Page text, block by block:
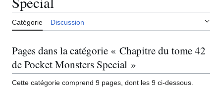
Catégorie Discussion
Pages dans la catégorie « Chapitre du tome 42
de Pocket Monsters Special »
Cette catégorie comprend 9 pages, dont les 9 ci-dessous.